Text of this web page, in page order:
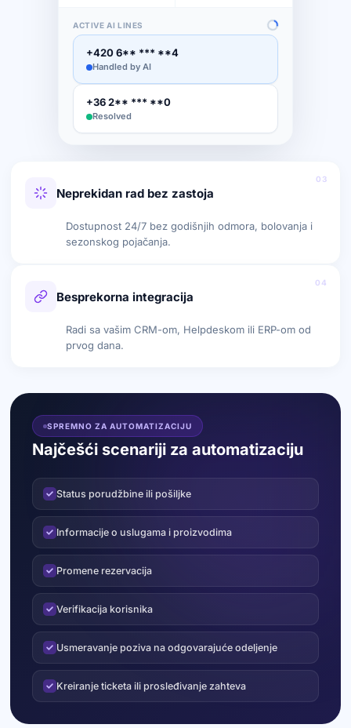
ACTIVE AI LINES
+420 6** *** **4
Handled by AI
+36 2** *** **0
Resolved
03
Neprekidan rad bez zastoja
Dostupnost 24/7 bez godišnjih odmora, bolovanja i
sezonskog pojačanja.
04
Besprekorna integracija
Radi sa vašim CRM-om, Helpdeskom ili ERP-om od
prvog dana.
SPREMNO ZA AUTOMATIZACIJU
Najčešći scenariji za automatizaciju
Status porudžbine ili pošiljke
Informacije o uslugama i proizvodima
Promene rezervacija
Verifikacija korisnika
Usmeravanje poziva na odgovarajuće odeljenje
Kreiranje ticketa ili prosleđivanje zahteva